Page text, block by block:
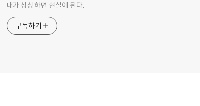
내가 상상하면 현실이 된다.
구독하기